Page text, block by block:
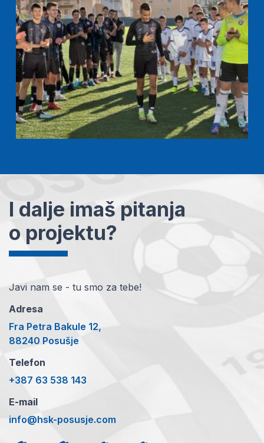
I dalje imaš pitanja
o projektu?
Javi nam se - tu smo za tebe!
Adresa
Fra Petra Bakule 12,
88240 Posušje
Telefon
+387 63 538 143
E-mail
info@hsk-posusje.com